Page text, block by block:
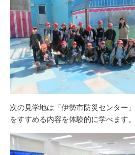
次の見学地は「伊勢市防災センター
をすすめる内容を体験的に学べます。